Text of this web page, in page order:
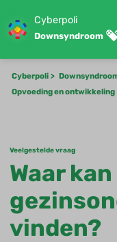
Cyberpoli
Downsyndroom
Cyberpoli
Opvoeding en ontwikkeling
Veelgestelde vraag
Waar
vinden?